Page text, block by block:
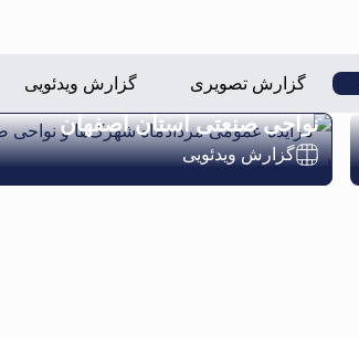
گزارش تصویری گزارش ویدئویی
مزایده عمومی مردادماه شهرک‌ها و
نواحی صنعتی استان اصفهان
گزارش ویدئویی